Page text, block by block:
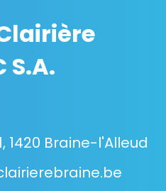
S.A.
1420 Braine-l'Alleud